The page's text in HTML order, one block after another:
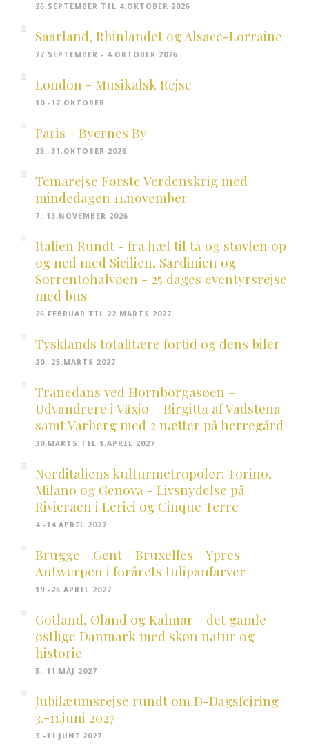
26.SEPTEMBER TIL 4.OKTOBER 2026
Saarland, Rhinlandet og Alsace-Lorraine
27.SEPTEMBER - 4.OKTOBER 2026
London - Musikalsk Rejse
10.-17.OKTOBER
Paris - Byernes By
25.-31.OKTOBER 2026
Temarejse Første Verdenskrig med
mindedagen 11.november
7.-13.NOVEMBER 2026
Italien Rundt - fra hæl til tå og støvlen op
og ned med Sicilien, Sardinien og
Sorrentohalvøen - 25 dages eventyrsrejse
med bus
26.FEBRUAR TIL 22.MARTS 2027
Tysklands totalitære fortid og dens biler
20.-25.MARTS 2027
Tranedans ved Hornborgasøen –
Udvandrere i Växjø – Birgitta af Vadstena
samt Varberg med 2 nætter på herregård
30.MARTS TIL 1.APRIL 2027
Norditaliens kulturmetropoler: Torino,
Milano og Genova - Livsnydelse på
Rivieraen i Lerici og Cinque Terre
4.-14.APRIL 2027
Brugge - Gent - Bruxelles - Ypres -
Antwerpen i forårets tulipanfarver
19.-25.APRIL 2027
Gotland, Øland og Kalmar - det gamle
østlige Danmark med skøn natur og
historie
5.-11.MAJ 2027
Jubilæumsrejse rundt om D-Dagsfejring
3.-11.juni 2027
3.-11.JUNI 2027